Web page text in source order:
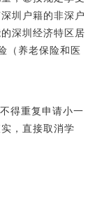
圳户籍的非深户
深圳经济特区居
（养老保险和医
得重复申请小一
，直接取消学